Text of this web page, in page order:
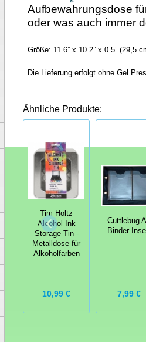
Aufbewahrungsdose
oder was auch immer
Größe: 11.6” x 10.2” x 0.5” (29,5
Die Lieferung erfolgt ohne Gel
Ähnliche Produkte:
Tim Holtz
Alcohol Ink
Storage Tin -
Metalldose für
Alkoholfarben
10,99 €
Cuttlebug
Binder
7,99 €